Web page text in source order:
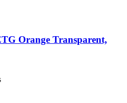
Orange Transparent,